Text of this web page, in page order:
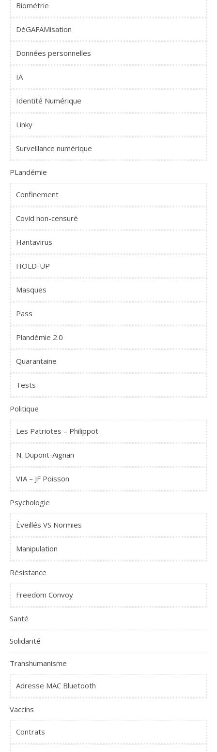
Biométrie
DéGAFAMisation
Données personnelles
IA
Identité Numérique
Linky
Surveillance numérique
PLandémie
Confinement
Covid non-censuré
Hantavirus
HOLD-UP
Masques
Pass
Plandémie 2.0
Quarantaine
Tests
Politique
Les Patriotes – Philippot
N. Dupont-Aignan
VIA – JF Poisson
Psychologie
Éveillés VS Normies
Manipulation
Résistance
Freedom Convoy
Santé
Solidarité
Transhumanisme
Adresse MAC Bluetooth
Vaccins
Contrats